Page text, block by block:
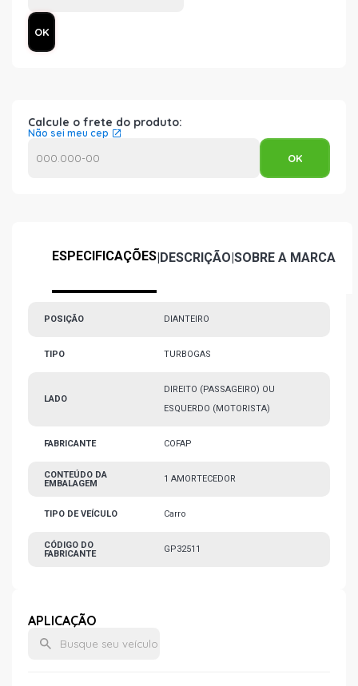
Calcule o frete do produto:
Não sei meu cep
ESPECIFICAÇÕES|DESCRIÇÃO|SOBRE A MARCA
POSIÇÃO DIANTEIRO
TIPO TURBOGAS
LADO
DIREITO (PASSAGEIRO) OU
ESQUERDO (MOTORISTA)
FABRICANTE COFAP
CONTEÚDO DA
EMBALAGEM
1 AMORTECEDOR
TIPO DE VEÍCULO Carro
CÓDIGO DO
FABRICANTE
GP32511
APLICAÇÃO